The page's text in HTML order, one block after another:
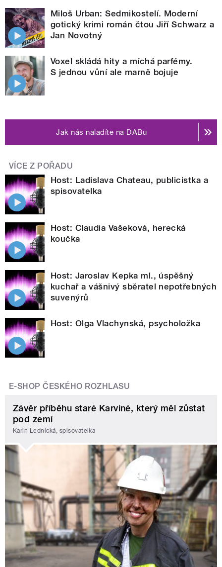
Miloš Urban: Sedmikostelí. Moderní
gotický krimi román čtou Jiří Schwarz a
Jan Novotný
Voxel skládá hity a míchá parfémy.
S jednou vůní ale marně bojuje
Jak nás naladíte na DABu
VÍCE Z POŘADU
Host: Ladislava Chateau, publicistka a
spisovatelka
Host: Claudia Vašeková, herecká
koučka
Host: Jaroslav Kepka ml., úspěšný
kuchař a vášnivý sběratel nepotřebných
suvenýrů
Host: Olga Vlachynská, psycholožka
E-SHOP ČESKÉHO ROZHLASU
Závěr příběhu staré Karviné, který měl zůstat
pod zemí
Karin Lednická, spisovatelka